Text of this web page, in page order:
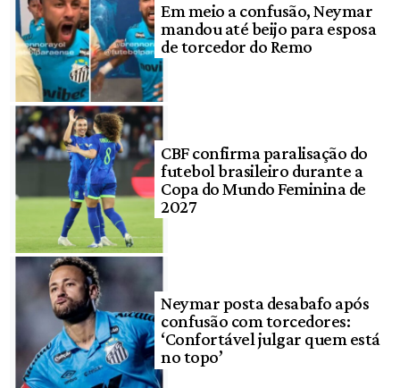
Em meio a confusão, Neymar
mandou até beijo para esposa
de torcedor do Remo
CBF confirma paralisação do
futebol brasileiro durante a
Copa do Mundo Feminina de
2027
Neymar posta desabafo após
confusão com torcedores:
‘Confortável julgar quem está
no topo’